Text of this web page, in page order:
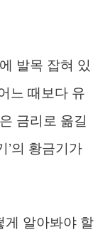
발목 잡혀 있
느 때보다 유
금리로 옮길
’의 황금기가
게 알아봐야 할